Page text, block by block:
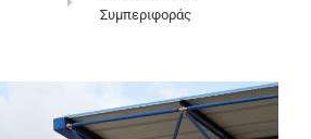
Συμπεριφοράς